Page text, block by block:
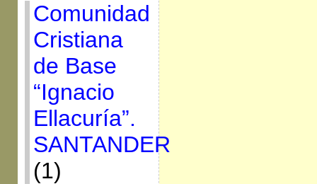
Comunidad
Cristiana
de Base
“Ignacio
Ellacuría”.
SANTANDER
(1)